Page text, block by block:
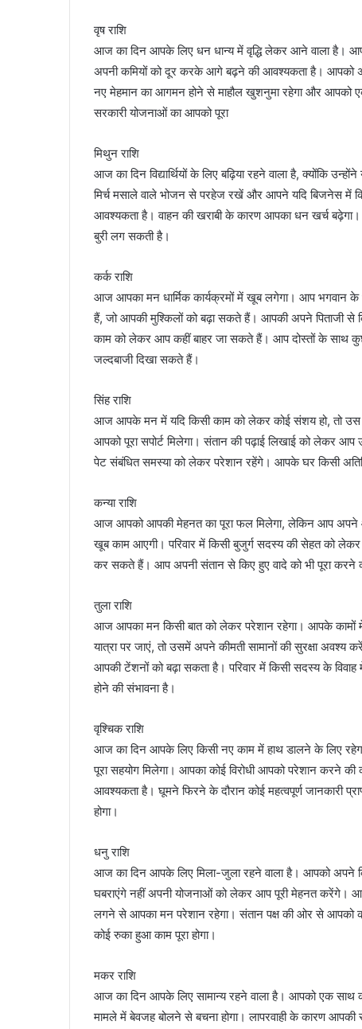
वृष राशि
आज का दिन आपके लिए धन धान्य में वृद्धि लेकर आने वाला है।
अपनी कमियों को दूर करके आगे बढ़ने की आवश्यकता है। आपको
नए मेहमान का आगमन होने से माहौल खुशनुमा रहेगा और आपको
सरकारी योजनाओं का आपको पूरा
मिथुन राशि
आज का दिन विद्यार्थियों के लिए बढ़िया रहने वाला है, क्योंकि
मिर्च मसाले वाले भोजन से परहेज रखें और आपने यदि बिजनेस में
आवश्यकता है। वाहन की खराबी के कारण आपका धन खर्च बढ़ेगा।
बुरी लग सकती है।
कर्क राशि
आज आपका मन धार्मिक कार्यक्रमों में खूब लगेगा। आप भगवान
हैं, जो आपकी मुश्किलों को बढ़ा सकते हैं। आपकी अपने पिताजी से
काम को लेकर आप कहीं बाहर जा सकते हैं। आप दोस्तों के साथ
जल्दबाजी दिखा सकते हैं।
सिंह राशि
आज आपके मन में यदि किसी काम को लेकर कोई संशय हो, तो उस
आपको पूरा सपोर्ट मिलेगा। संतान की पढ़ाई लिखाई को
पेट संबंधित समस्या को लेकर परेशान रहेंगे। आपके घर किसी
कन्या राशि
आज आपको आपकी मेहनत का पूरा फल मिलेगा, लेकिन आप अपने
खूब काम आएगी। परिवार में किसी बुजुर्ग सदस्य की सेहत को
कर सकते हैं। आप अपनी संतान से किए हुए वादे को भी पूरा
तुला राशि
आज आपका मन किसी बात को लेकर परेशान रहेगा। आपके कामों
यात्रा पर जाएं, तो उसमें अपने कीमती सामानों की सुरक्षा
आपकी टेंशनों को बढ़ा सकता है। परिवार में किसी सदस्य के विवाह
होने की संभावना है।
वृश्चिक राशि
आज का दिन आपके लिए किसी नए काम में हाथ डालने के लिए
पूरा सहयोग मिलेगा। आपका कोई विरोधी आपको परेशान करने
आवश्यकता है। घूमने फिरने के दौरान कोई महत्वपूर्ण जानकारी
होगा।
धनु राशि
आज का दिन आपके लिए मिला-जुला रहने वाला है। आपको अपने
घबराएंगे नहीं अपनी योजनाओं को लेकर आप पूरी मेहनत करेंगे।
लगने से आपका मन परेशान रहेगा। संतान पक्ष की ओर से आपको
कोई रुका हुआ काम पूरा होगा।
मकर राशि
आज का दिन आपके लिए सामान्य रहने वाला है। आपको एक
मामले में बेवजह बोलने से बचना होगा। लापरवाही के कारण